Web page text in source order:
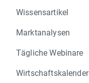
Wissensartikel
Marktanalysen
Tägliche Webinare
Wirtschaftskalender